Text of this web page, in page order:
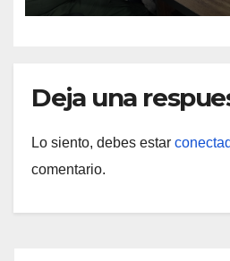
Deja una
Lo siento, debes estar
comentario.